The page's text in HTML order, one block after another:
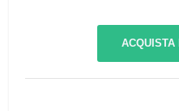
ACQUISTA